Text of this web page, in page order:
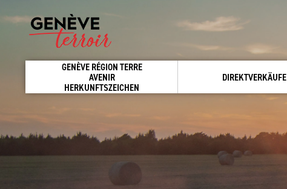
GENÈVE RÉGION TERRE
AVENIR
HERKUNFTSZEICHEN
DIREKTVERKÄUFE